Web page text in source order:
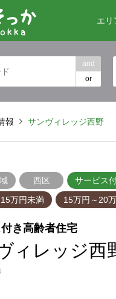
エリ
and
or
報 サンヴィレッジ西野
西区 サービス
万円未満
15万円～20
き高齢者住宅
ィレッジ西